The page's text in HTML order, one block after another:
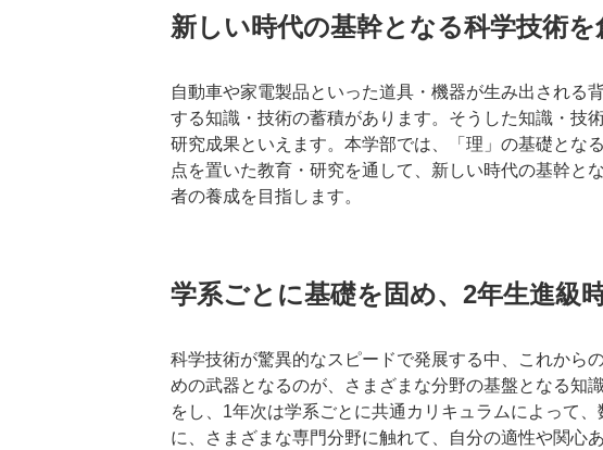
新しい時代の基幹となる科学技術
自動車や家電製品といった道具・機器が生み出される
する知識・技術の蓄積があります。そうした知識・技
研究成果といえます。本学部では、「理」の基礎とな
点を置いた教育・研究を通して、新しい時代の基幹と
者の養成を目指します。
学系ごとに基礎を固め、2年生進級
科学技術が驚異的なスピードで発展する中、これから
めの武器となるのが、さまざまな分野の基盤となる知
をし、1年次は学系ごとに共通カリキュラムによって
に、さまざまな専門分野に触れて、自分の適性や関心